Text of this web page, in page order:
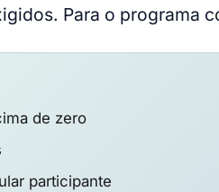
Para o programa
de zero
participante